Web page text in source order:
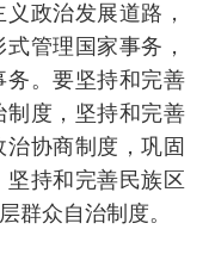
政治发展道路，
管理国家事务，
。要坚持和完善
制度，坚持和完善
协商制度，巩固
持和完善民族区
群众自治制度。